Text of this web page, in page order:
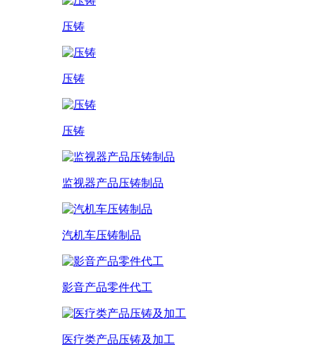
压铸
压铸
压铸
监视器产品压铸制品
汽机车压铸制品
影音产品零件代工
医疗类产品压铸及加工